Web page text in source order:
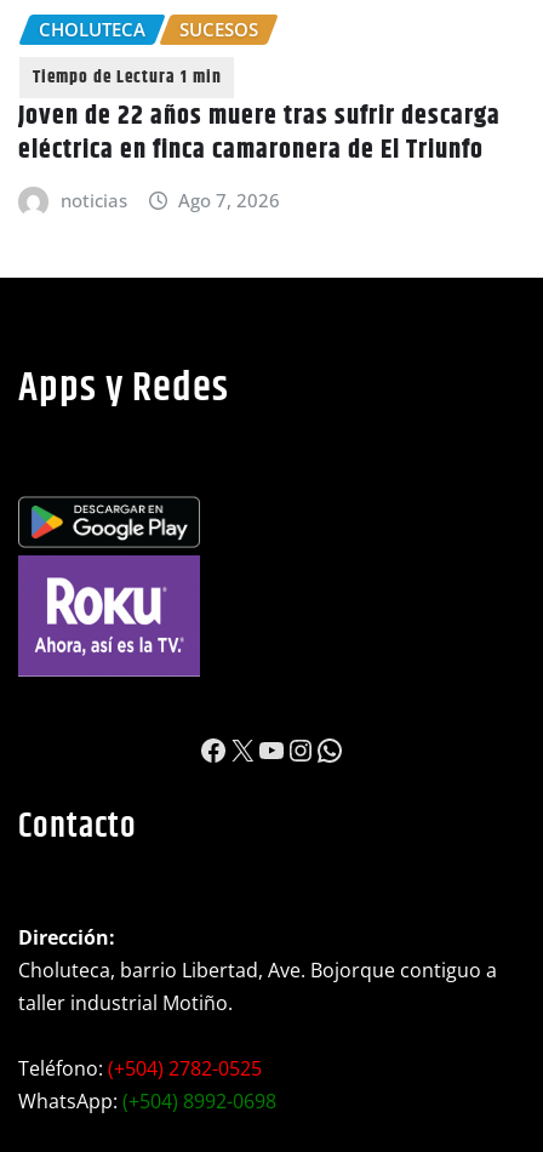
CHOLUTECA SUCESOS
Joven de 22 años muere tras sufrir descarga
eléctrica en finca camaronera de El Triunfo
noticias Ago 7, 2026
Apps y Redes
https://
X YouTube
Instagram
WhatsApp
Contacto
Dirección:
Choluteca, barrio Libertad, Ave. Bojorque contiguo a
taller industrial Motiño.
Teléfono: (+504) 2782-0525
WhatsApp: (+504) 8992-0698